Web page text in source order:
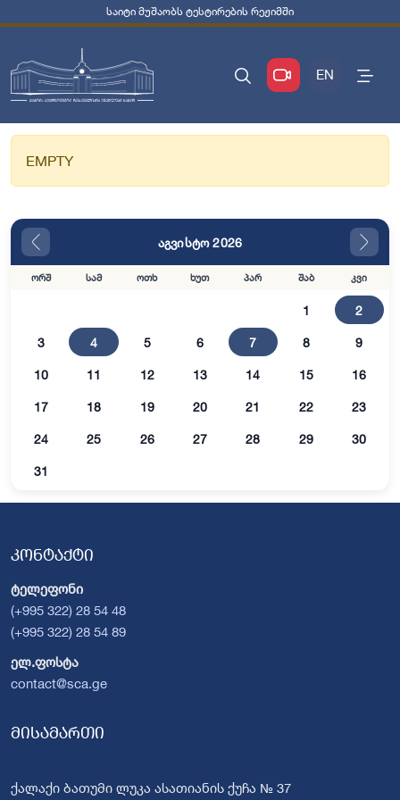
საიტი მუშაობს ტესტირების რეჟიმში
EN
EMPTY
აგვისტო 2026
ორშ სამ ოთხ ხუთ პარ შაბ კვი
1 2
3 4 5 6 7 8 9
10 11 12 13 14 15 16
17 18 19 20 21 22 23
24 25 26 27 28 29 30
31
კონტაქტი
ტელეფონი
(+995 322) 28 54 48
(+995 322) 28 54 89
ელ.ფოსტა
contact@sca.ge
მისამართი
ქალაქი ბათუმი ლუკა ასათიანის ქუჩა № 37